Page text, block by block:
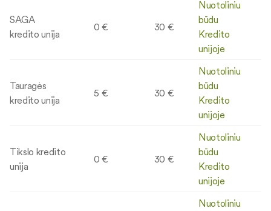
SAGA
kredito unija
0 € 30 €
Nuotoliniu
būdu
Kredito
unijoje
Tauragės
kredito unija
5 € 30 €
Nuotoliniu
būdu
Kredito
unijoje
Tikslo kredito
unija
0 € 30 €
Nuotoliniu
būdu
Kredito
unijoje
Nuotoliniu